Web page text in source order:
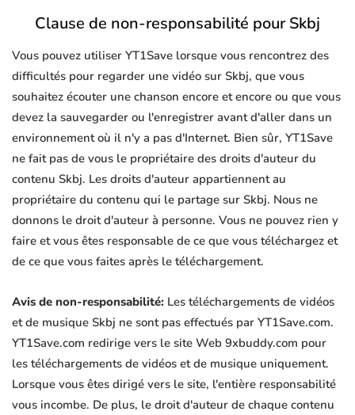
Clause de non-responsabilité pour Skbj
Vous pouvez utiliser YT1Save lorsque vous rencontrez des
difficultés pour regarder une vidéo sur Skbj, que vous
souhaitez écouter une chanson encore et encore ou que vous
devez la sauvegarder ou l'enregistrer avant d'aller dans un
environnement où il n'y a pas d'Internet. Bien sûr, YT1Save
ne fait pas de vous le propriétaire des droits d'auteur du
contenu Skbj. Les droits d'auteur appartiennent au
propriétaire du contenu qui le partage sur Skbj. Nous ne
donnons le droit d'auteur à personne. Vous ne pouvez rien y
faire et vous êtes responsable de ce que vous téléchargez et
de ce que vous faites après le téléchargement.
Avis de non-responsabilité: Les téléchargements de vidéos
et de musique Skbj ne sont pas effectués par YT1Save.com.
YT1Save.com redirige vers le site Web 9xbuddy.com pour
les téléchargements de vidéos et de musique uniquement.
Lorsque vous êtes dirigé vers le site, l'entière responsabilité
vous incombe. De plus, le droit d'auteur de chaque contenu